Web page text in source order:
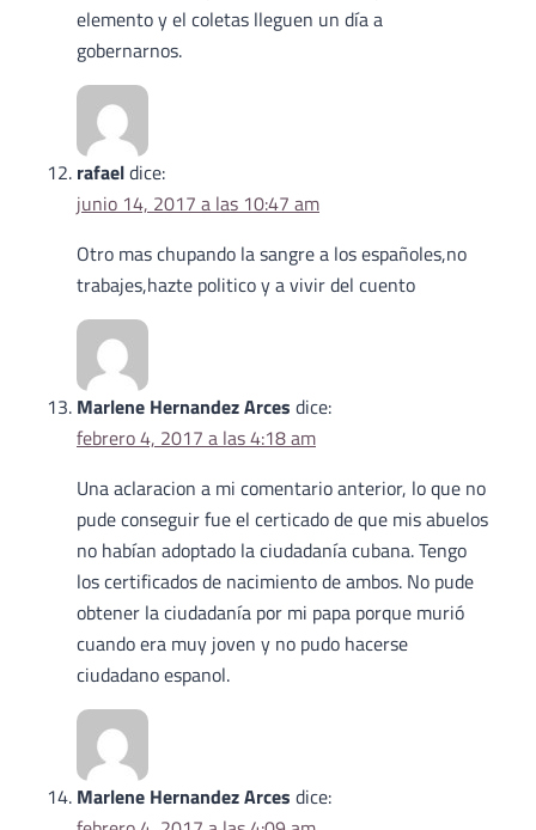
elemento y el coletas lleguen un día a
gobernarnos.
rafaeldice:
junio 14, 2017 a las 10:47 am
Otro mas chupando la sangre a los españoles,no
trabajes,hazte politico y a vivir del cuento
Marlene Hernandez Arces dice:
febrero 4, 2017 a las 4:18 am
Una aclaracion a mi comentario anterior, lo que no
pude conseguir fue el certicado de que mis abuelos
no habían adoptado la ciudadanía cubana. Tengo
los certificados de nacimiento de ambos. No pude
obtener la ciudadanía por mi papa porque murió
cuando era muy joven y no pudo hacerse
ciudadano espanol.
Marlene Hernandez Arces dice: